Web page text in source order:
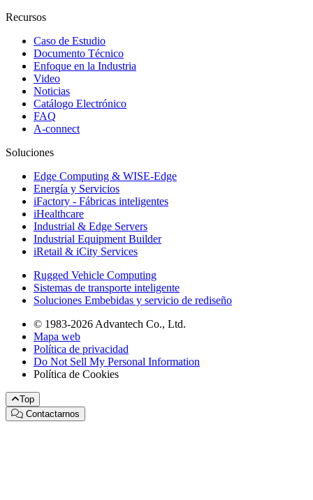
Recursos
Caso de Estudio
Documento Técnico
Enfoque en la Industria
Video
Noticias
Catálogo Electrónico
FAQ
A-connect
Soluciones
Edge Computing & WISE-Edge
Energía y Servicios
iFactory - Fábricas inteligentes
iHealthcare
Industrial & Edge Servers
Industrial Equipment Builder
iRetail & iCity Services
Rugged Vehicle Computing
Sistemas de transporte inteligente
Soluciones Embebidas y servicio de rediseño
© 1983-2026 Advantech Co., Ltd.
Mapa web
Política de privacidad
Do Not Sell My Personal Information
Política de Cookies
Top
Contactarnos